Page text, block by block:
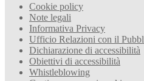
Cookie policy
Note legali
Informativa Privacy
Ufficio Relazioni con il
Dichiarazione di accessibilità
Obiettivi di accessibilità
Whistleblowing